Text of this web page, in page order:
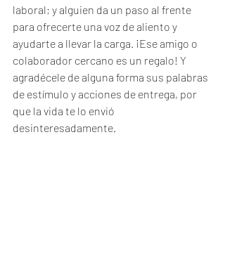
laboral; y alguien da un paso al frente
para ofrecerte una voz de aliento y
ayudarte a llevar la carga. ¡Ese amigo o
colaborador cercano es un regalo! Y
agradécele de alguna forma sus palabras
de estímulo y acciones de entrega, por
que la vida te lo envió
desinteresadamente.